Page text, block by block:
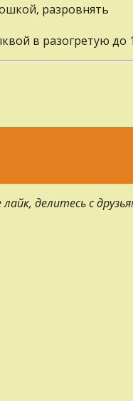
разровнять
в разогретую до
делитесь с